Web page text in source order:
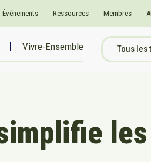
Événements Ressources Membres
Vivre-Ensemble Tous les
les